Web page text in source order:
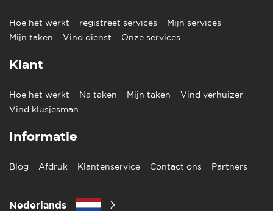
Hoe het werkt registreet services
Mijn services
Mijn taken
Vind dienst Onze services
Klant
Hoe het werkt Na taken Mijn taken
Vind verhuizer
Vind klusjesman
Informatie
Blog Afdruk Klantenservice Contact ons Partners
Nederlands